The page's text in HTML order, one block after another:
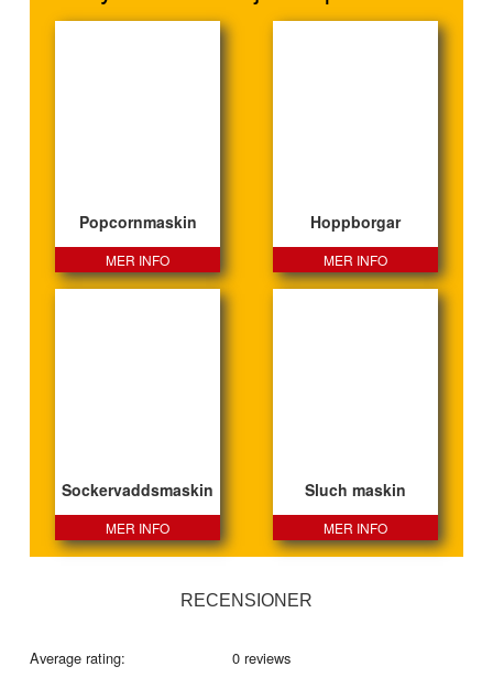
Popcornmaskin
MER INFO
Hoppborgar
MER INFO
Sockervaddsmaskin
MER INFO
Sluch maskin
MER INFO
RECENSIONER
Average rating: 0 reviews